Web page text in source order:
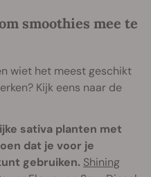
smoothies mee te
wiet het meest geschikt
Kijk eens naar de
sativa planten met
dat je voor je
gebruiken. Shining